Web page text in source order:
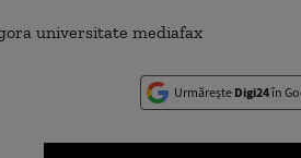
Urmărește Digi24în